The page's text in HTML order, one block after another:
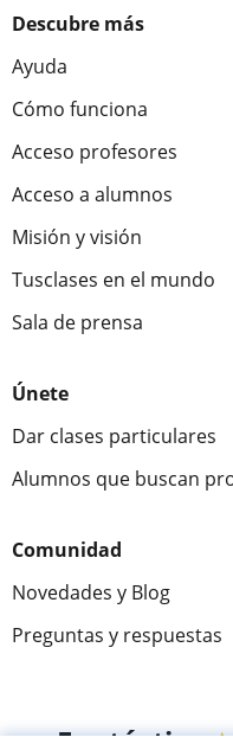
Descubre más
Ayuda
Cómo funciona
Acceso profesores
Acceso a alumnos
Misión y visión
Tusclases en el mundo
Sala de prensa
Únete
Dar clases particulares
Alumnos que buscan
Comunidad
Novedades y Blog
Preguntas y respuestas
Fantástica